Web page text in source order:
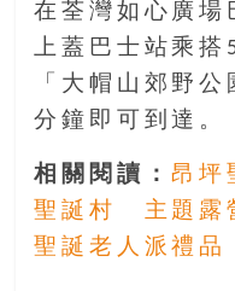
在荃灣如心廣場
上蓋巴士站乘搭
「大帽山郊野
分鐘即可到達。
相關閱讀：昂坪
聖誕村 主題露
聖誕老人派禮品